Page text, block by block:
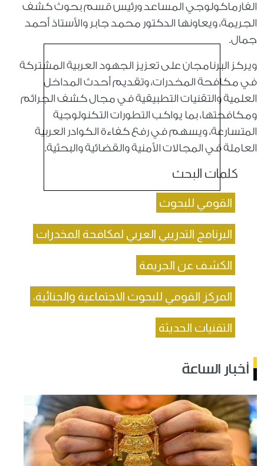
الفارماكولوجي المساعد ورئيس قسم بحوث كشف
الجريمة، ويعاونها الدكتور محمد جابر والأستاذ أحمد
جمال.
ويركز البرنامجان على تعزيز الجهود العربية المشتركة
في مكافحة المخدرات، وتقديم أحدث المداخل
العلمية والتقنيات التطبيقية في مجال كشف الجرائم
ومكافحتها، بما يواكب التطورات التكنولوجية
المتسارعة، ويسهم في رفع كفاءة الكوادر العربية
العاملة في المجالات الأمنية والقضائية والبحثية.
كلمات البحث
القومي للبحوث
البرنامج التدريبي العربي لمكافحة المخدرات
الكشف عن الجريمة
المركز القومي للبحوث الاجتماعية والجنائية،
التقنيات الحديثة
أخبار الساعة